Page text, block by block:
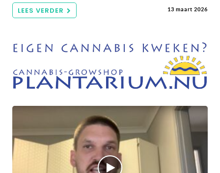
LEES VERDER 13 maart 2026